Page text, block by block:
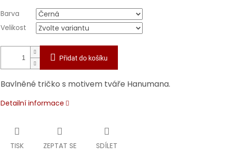
Barva
Velikost
Přidat do košíku
Bavlněné tričko s motivem tváře Hanumana.
Detailní informace
TISK ZEPTAT SE SDÍLET